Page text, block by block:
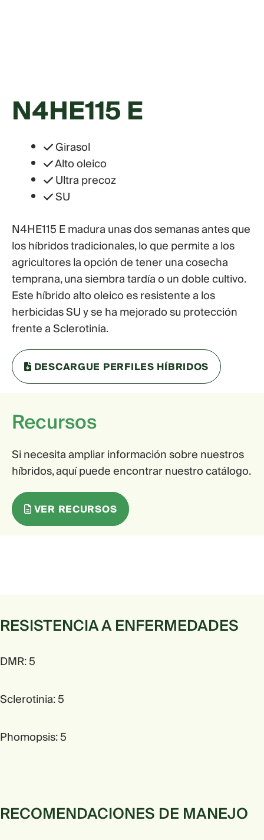
N4HE115 E
Girasol
Alto oleico
Ultra precoz
SU
N4HE115 E madura unas dos semanas antes que
los híbridos tradicionales, lo que permite a los
agricultores la opción de tener una cosecha
temprana, una siembra tardía o un doble cultivo.
Este híbrido alto oleico es resistente a los
herbicidas SU y se ha mejorado su protección
frente a Sclerotinia.
DESCARGUE PERFILES HÍBRIDOS
Recursos
Si necesita ampliar información sobre nuestros
híbridos, aquí puede encontrar nuestro catálogo.
VER RECURSOS
RESISTENCIA A ENFERMEDADES
DMR: 5
Sclerotinia: 5
Phomopsis: 5
RECOMENDACIONES DE MANEJO